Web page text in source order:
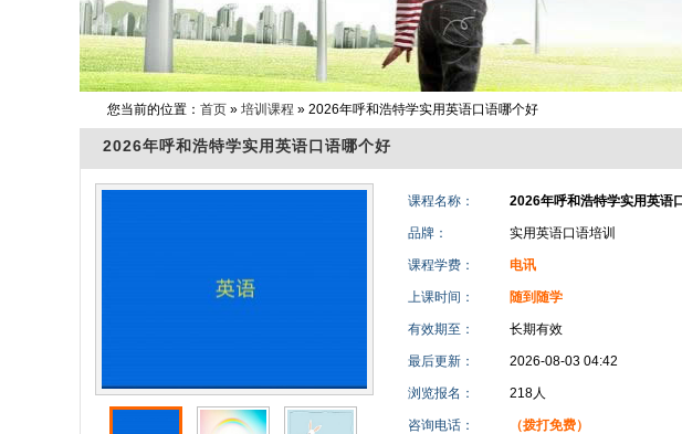
您当前的位置： 首页 » 培训课程 » 2026年呼和浩特学实用英语口语哪个好
2026年呼和浩特学实用英语口语哪个好
课程名称： 2026年呼和浩特学实用英语
品牌： 实用英语口语培训
课程学费： 电讯
上课时间： 随到随学
有效期至： 长期有效
最后更新： 2026-08-03 04:42
浏览报名： 218人
咨询电话： （拨打免费）